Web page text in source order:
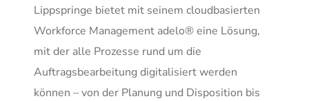
Lippspringe bietet mit seinem cloudbasierten
Workforce Management adelo® eine Lösung,
mit der alle Prozesse rund um die
Auftragsbearbeitung digitalisiert werden
können – von der Planung und Disposition bis